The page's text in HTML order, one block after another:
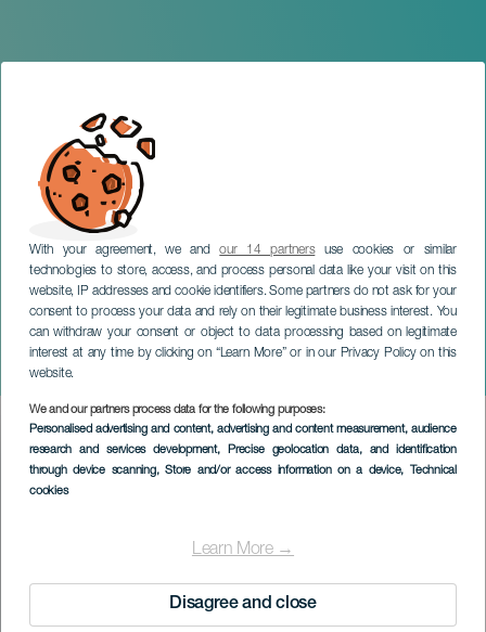
With your agreement, we andour 14 partnersuse cookies or similar
technologies to store, access, and process personal data like your visit on this
website, IP addresses and cookie identifiers. Some partners do not ask for your
consent to process your data and rely on their legitimate business interest. You
can withdraw your consent or object to data processing based on legitimate
interest at any time by clicking on “Learn More” or in our Privacy Policy on this
website.
We and our partners process data for the following purposes:
Personalised advertising and content, advertising and content measurement, audience
research and services development, Precise geolocation data, and identification
through device scanning, Store and/or access information on a device, Technical
cookies
Learn More →
Disagree and close
Eva Soriano: Disfrutona
GRAN CANARIA
Imagen
Listado